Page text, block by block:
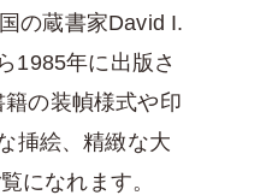
の蔵書家David I.
1985年に出版さ
の装幀様式や印
挿絵、精緻な大
になれます。